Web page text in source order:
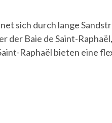
sich durch lange
der Baie de Saint-
Raphaël bieten eine